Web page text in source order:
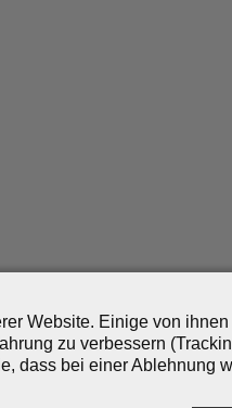
Website. Einige von
zu verbessern
dass bei einer Ablehnung